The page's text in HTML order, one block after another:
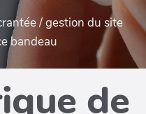
/ gestion du site
bandeau
de